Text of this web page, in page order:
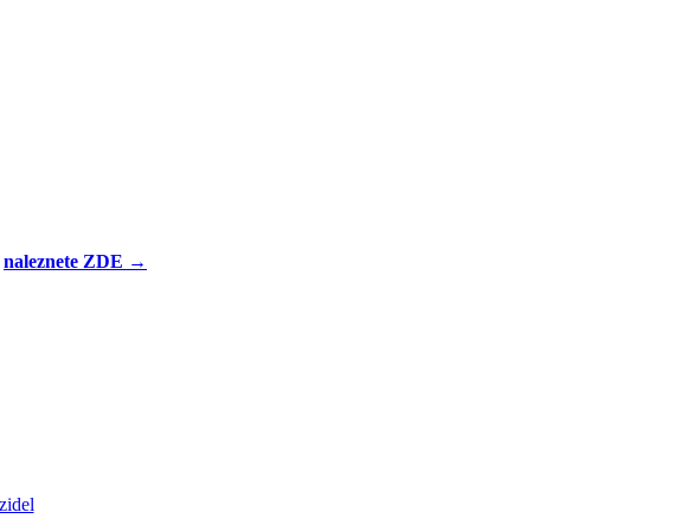
naleznete ZDE →